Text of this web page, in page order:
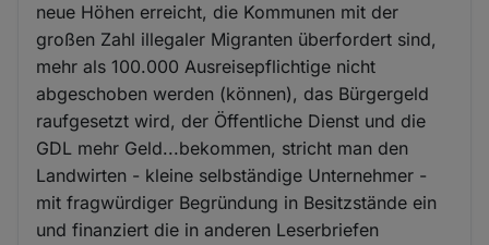
neue Höhen erreicht, die Kommunen mit der
großen Zahl illegaler Migranten überfordert sind,
mehr als 100.000 Ausreisepflichtige nicht
abgeschoben werden (können), das Bürgergeld
raufgesetzt wird, der Öffentliche Dienst und die
GDL mehr Geld...bekommen, stricht man den
Landwirten - kleine selbständige Unternehmer -
mit fragwürdiger Begründung in Besitzstände ein
und finanziert die in anderen Leserbriefen